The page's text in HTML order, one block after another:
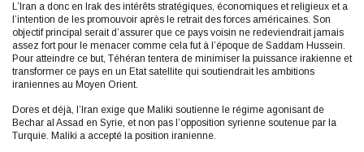
L’Iran a donc en Irak des intérêts stratégiques, économiques et religieux et a
l’intention de les promouvoir après le retrait des forces américaines. Son
objectif principal serait d’assurer que ce pays voisin ne redeviendrait jamais
assez fort pour le menacer comme cela fut à l’époque de Saddam Hussein.
Pour atteindre ce but, Téhéran tentera de minimiser la puissance irakienne et
transformer ce pays en un Etat satellite qui soutiendrait les ambitions
iraniennes au Moyen Orient.
Dores et déjà, l’Iran exige que Maliki soutienne le régime agonisant de
Bechar al Assad en Syrie, et non pas l’opposition syrienne soutenue par la
Turquie. Maliki a accepté la position iranienne.